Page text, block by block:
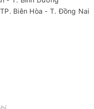
Biên Hòa - T. Đồng Nai